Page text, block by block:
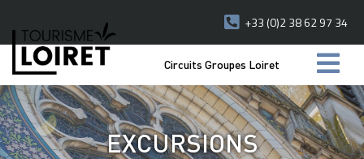
+33 (0)2 38 62 97 34
Circuits Groupes Loiret
EXCURSIONS